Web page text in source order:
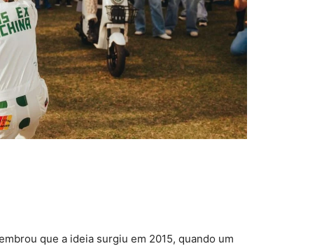
que a ideia surgiu em 2015, quando um